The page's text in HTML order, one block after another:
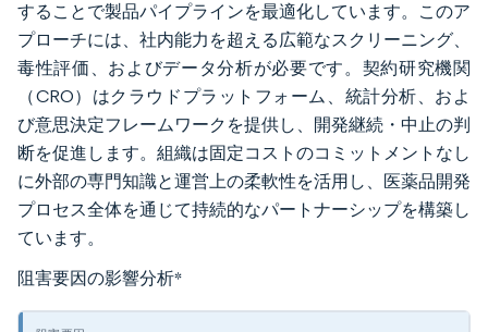
することで製品パイプラインを最適化しています。このア
プローチには、社内能力を超える広範なスクリーニング、
毒性評価、およびデータ分析が必要です。契約研究機関
（CRO）はクラウドプラットフォーム、統計分析、およ
び意思決定フレームワークを提供し、開発継続・中止の判
断を促進します。組織は固定コストのコミットメントなし
に外部の専門知識と運営上の柔軟性を活用し、医薬品開発
プロセス全体を通じて持続的なパートナーシップを構築し
ています。
阻害要因の影響分析*